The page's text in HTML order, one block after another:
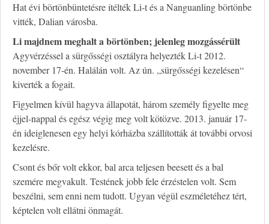
Hat évi börtönbüntetésre ítélték Li-t és a Nanguanling börtönbe
vitték, Dalian városba.
Li majdnem meghalt a börtönben; jelenleg mozgássérült
Agyvérzéssel a sürgősségi osztályra helyezték Li-t 2012.
november 17-én. Halálán volt. Az ún. „sürgősségi kezelésen“
kiverték a fogait.
Figyelmen kívül hagyva állapotát, három személy figyelte meg
éjjel-nappal és egész végig meg volt kötözve. 2013. január 17-
én ideiglenesen egy helyi kórházba szállították át további orvosi
kezelésre.
Csont és bőr volt ekkor, bal arca teljesen beesett és a bal
szemére megvakult. Testének jobb fele érzéstelen volt. Sem
beszélni, sem enni nem tudott. Ugyan végül eszméletéhez tért,
képtelen volt ellátni önmagát.